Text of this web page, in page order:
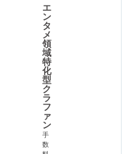
エ
ン
タ
メ
領
域
特
化
型
ク
ラ
フ
ァ
ン
手
数